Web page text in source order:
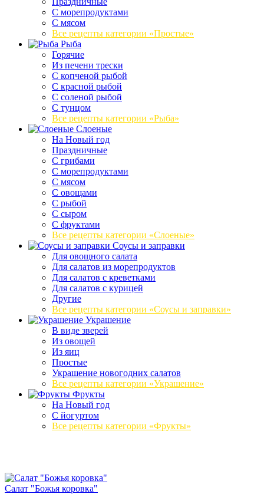
С морепродуктами
С мясом
Все рецепты категории «Простые»
Рыба
Горячие
Из печени трески
С копченой рыбой
С красной рыбой
С соленой рыбой
С тунцом
Все рецепты категории «Рыба»
Слоеные
На Новый год
Праздничные
С грибами
С морепродуктами
С мясом
С овощами
С рыбой
С сыром
С фруктами
Все рецепты категории «Слоеные»
Соусы и заправки
Для овощного салата
Для салатов из морепродуктов
Для салатов с креветками
Для салатов с курицей
Другие
Все рецепты категории «Соусы и заправки»
Украшение
В виде зверей
Из овощей
Из яиц
Простые
Украшение новогодних салатов
Все рецепты категории «Украшение»
Фрукты
На Новый год
С йогуртом
Все рецепты категории «Фрукты»
Салат "Божья коровка"